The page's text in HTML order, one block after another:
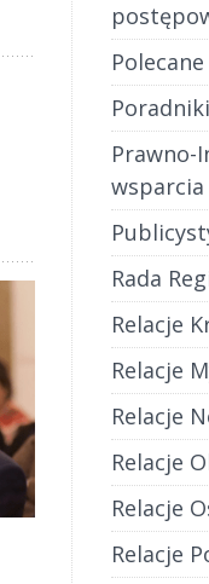
Polecane
Prawno-
wsparcia
Rada
Relacje
Relacje
Relacje
Relacje
Relacje
Relacje